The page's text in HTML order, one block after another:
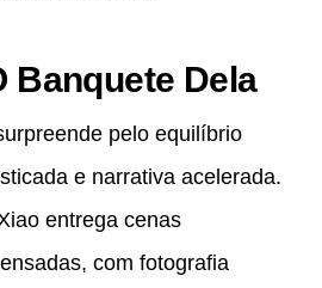
Banquete Dela
pelo equilíbrio
e narrativa acelerada.
entrega cenas
com fotografia